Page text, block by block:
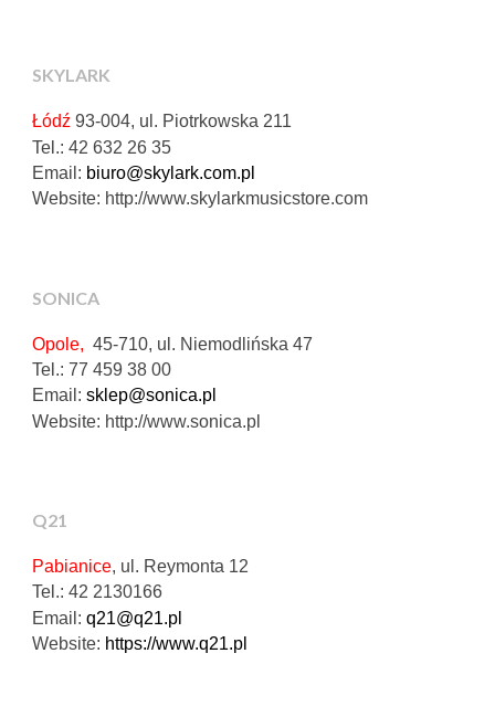
SKYLARK
Łódź 93-004, ul. Piotrkowska 211
Tel.: 42 632 26 35
Email: biuro@skylark.com.pl
Website: http://www.skylarkmusicstore.com
SONICA
Opole, 45-710, ul. Niemodlińska 47
Tel.:77 459 38 00
Email:sklep@sonica.pl
Website: http://www.sonica.pl
Q21
Pabianice, ul. Reymonta 12
Tel.: 42 2130166
Email:q21@q21.pl
Website: https://www.q21.pl